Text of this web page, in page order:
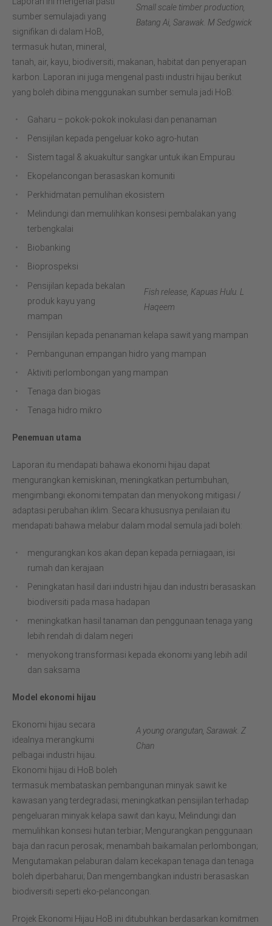
Small scale timber production,
Batang Ai, Sarawak. M Sedgwick
sumber semulajadi yang
signifikan di dalam HoB,
termasuk hutan, mineral,
tanah, air, kayu, biodiversiti, makanan, habitat dan penyerapan
karbon. Laporan ini juga mengenal pasti industri hijau berikut
yang boleh dibina menggunakan sumber semula jadi HoB:
Gaharu – pokok-pokok inokulasi dan penanaman
Pensijilan kepada pengeluar koko agro-hutan
Sistem tagal & akuakultur sangkar untuk ikan Empurau
Ekopelancongan berasaskan komuniti
Perkhidmatan pemulihan ekosistem
Melindungi dan memulihkan konsesi pembalakan yang
terbengkalai
Biobanking
Bioprospeksi
Fish release, Kapuas Hulu. L
Haqeem
Pensijilan kepada bekalan
produk kayu yang
mampan
Pensijilan kepada penanaman kelapa sawit yang mampan
Pembangunan empangan hidro yang mampan
Aktiviti perlombongan yang mampan
Tenaga dan biogas
Tenaga hidro mikro
Penemuan utama
Laporan itu mendapati bahawa ekonomi hijau dapat
mengurangkan kemiskinan, meningkatkan pertumbuhan,
mengimbangi ekonomi tempatan dan menyokong mitigasi /
adaptasi perubahan iklim. Secara khususnya penilaian itu
mendapati bahawa melabur dalam modal semula jadi boleh:
mengurangkan kos akan depan kepada perniagaan, isi
rumah dan kerajaan
Peningkatan hasil dari industri hijau dan industri berasaskan
biodiversiti pada masa hadapan
meningkatkan hasil tanaman dan penggunaan tenaga yang
lebih rendah di dalam negeri
menyokong transformasi kepada ekonomi yang lebih adil
dan saksama
Model ekonomi hijau
A young orangutan, Sarawak. Z
Chan
Ekonomi hijau secara
idealnya merangkumi
pelbagai industri hijau.
Ekonomi hijau di HoB boleh
termasuk membataskan pembangunan minyak sawit ke
kawasan yang terdegradasi; meningkatkan pensijilan terhadap
pengeluaran minyak kelapa sawit dan kayu; Melindungi dan
memulihkan konsesi hutan terbiar; Mengurangkan penggunaan
baja dan racun perosak; menambah baikamalan perlombongan;
Mengutamakan pelaburan dalam kecekapan tenaga dan tenaga
boleh diperbaharui; Dan mengembangkan industri berasaskan
biodiversiti seperti eko-pelancongan.
Projek Ekonomi Hijau HoB ini ditubuhkan berdasarkan komitmen